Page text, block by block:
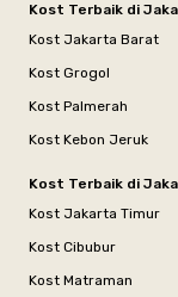
Kost Terbaik di
Kost Jakarta Barat
Kost Grogol
Kost Palmerah
Kost Kebon Jeruk
Kost Terbaik di
Kost Jakarta Timur
Kost Cibubur
Kost Matraman